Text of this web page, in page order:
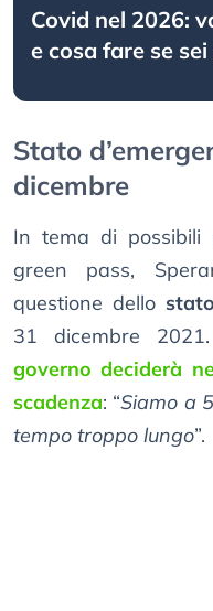
Covid nel 2026:
e cosa fare se
Stato
dicembre
In tema di possibili
green pass,
questione dello
31 dicembre
governo deciderà
scadenza: “Siamo a
tempo troppo lungo”.